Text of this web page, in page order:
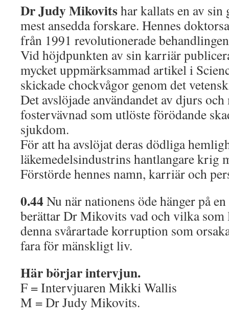
Dr Judy Mikovitshar kallats en av sin
mest ansedda forskare. Hennes
från 1991 revolutionerade
Vid höjdpunkten av sin karriär
mycket uppmärksammad artikel i
skickade chockvågor genom det
Det avslöjade användandet av djurs
fostervävnad som utlöste förödande
sjukdom.
För att ha avslöjat deras dödliga
läkemedelsindustrins hantlangare krig
Förstörde hennes namn, karriär och
0.44 Nu när nationens öde hänger på
berättar Dr Mikovits vad och vilka som
denna svårartade korruption som
fara för mänskligt liv.
Här börjar intervjun.
F = Intervjuaren Mikki Wallis
M = Dr Judy Mikovits.